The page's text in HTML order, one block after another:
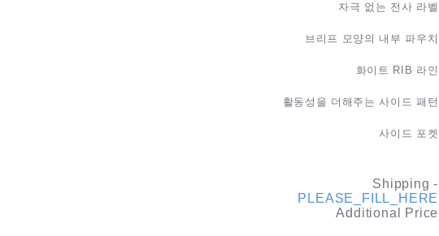
자극 없는 전사 라벨
브리프 모양의 내부 파우치
화이트 RIB 라인
활동성을 더해주는 사이드 패턴
사이드 포켓
Shipping-
PLEASE_FILL_HERE
Additional Price